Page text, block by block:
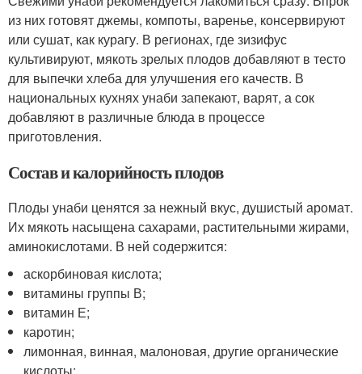
из них готовят джемы, компоты, варенье, консервируют
или сушат, как курагу. В регионах, где зизифус
культивируют, мякоть зрелых плодов добавляют в тесто
для выпечки хлеба для улучшения его качеств. В
национальных кухнях унаби запекают, варят, а сок
добавляют в различные блюда в процессе
приготовления.
Состав и калорийность плодов
Плоды унаби ценятся за нежный вкус, душистый аромат.
Их мякоть насыщена сахарами, растительными жирами,
аминокислотами. В ней содержится:
аскорбиновая кислота;
витамины группы В;
витамин Е;
каротин;
лимонная, винная, малоновая, другие органические